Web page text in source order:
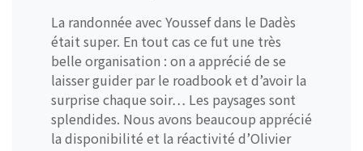
La randonnée avec Youssef dans le Dadès
était super. En tout cas ce fut une très
belle organisation : on a apprécié de se
laisser guider par le roadbook et d’avoir la
surprise chaque soir… Les paysages sont
splendides. Nous avons beaucoup apprécié
la disponibilité et la réactivité d’Olivier